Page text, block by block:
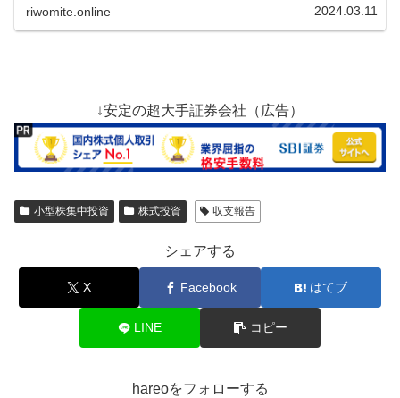
riwomite.online 2024.03.11
↓安定の超大手証券会社（広告）
小型株集中投資 株式投資 収支報告
シェアする
X Facebook はてブ
LINE コピー
hareoをフォローする